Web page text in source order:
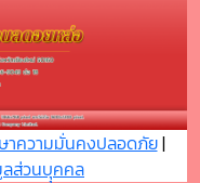
าความมั่นคงปลอดภัย|
ลส่วนบุุคคล